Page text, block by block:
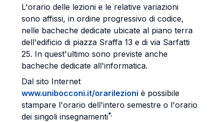
L'orario delle lezioni e le relative variazioni
sono affissi, in ordine progressivo di codice,
nelle bacheche dedicate ubicate al piano terra
dell'edificio di piazza Sraffa 13 e di via Sarfatti
25. In quest'ultimo sono previste anche
bacheche dedicate all'informatica.
Dal sito Internet
www.unibocconi.it/orarilezioni è possibile
stampare l'orario dell'intero semestre o l'orario
dei singoli insegnamenti*.